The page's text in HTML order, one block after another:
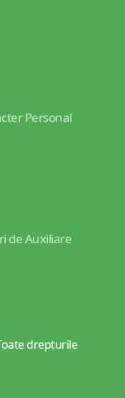
Personal
de Auxiliare
drepturile